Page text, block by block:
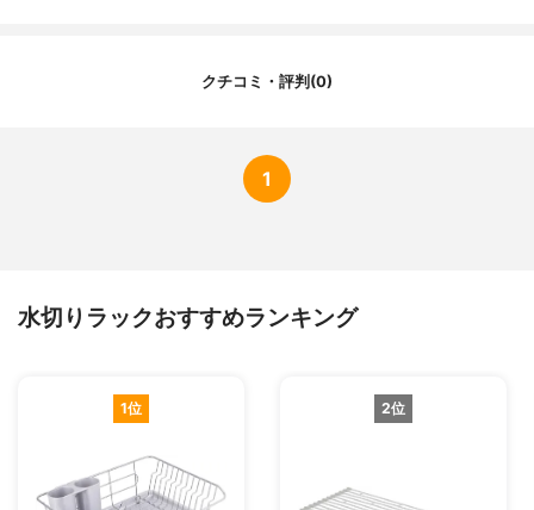
バスケット３つ 、トレー3枚 、包丁立て 、
クチコミ・評判(0)
1
水切りラックおすすめランキング
1位 2位